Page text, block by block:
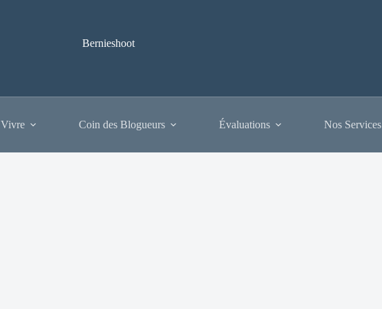
Bernieshoot
Coin des Blogueurs Évaluations Nos Services